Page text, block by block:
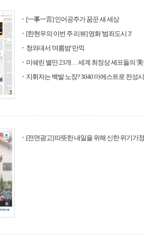
[一事一言] 인어공주가 꿈꾼 새 세상
[한현우의 이번 주 리뷰] 영화 '범죄도시 3'
청와대서 '여름밤' 만끽
미쉐린 별만 23개… 세계 최정상 셰프들의 '美
지휘자는 백발 노장? 3040 마에스트로 전성
[전면광고] 따뜻한 내일을 위해 신한 위기가